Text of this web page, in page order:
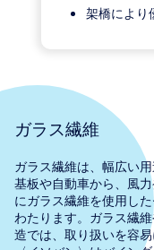
架橋により
ガラス繊維
ガラス繊維は、幅広い
基板や自動車から、風
にガラス繊維を使用し
わたります。ガラス繊
造では、取り扱いを容